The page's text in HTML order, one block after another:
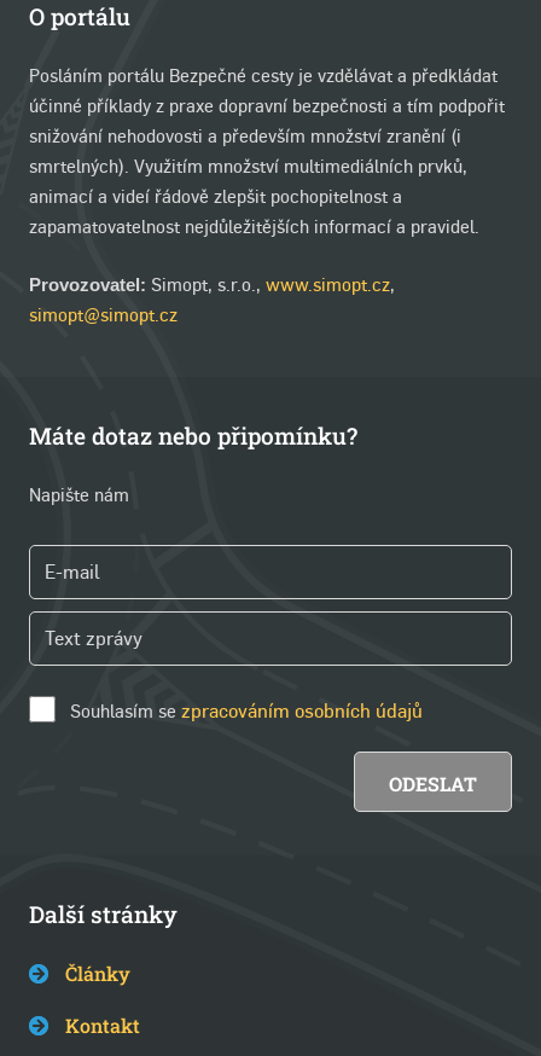
O portálu
Posláním portálu Bezpečné cesty je vzdělávat a předkládat
účinné příklady z praxe dopravní bezpečnosti a tím podpořit
snižování nehodovosti a především množství zranění (i
smrtelných). Využitím množství multimediálních prvků,
animací a videí řádově zlepšit pochopitelnost a
zapamatovatelnost nejdůležitějších informací a pravidel.
Provozovatel: Simopt, s.r.o., www.simopt.cz,
simopt@simopt.cz
Máte dotaz nebo připomínku?
Napište nám
Souhlasím se zpracováním osobních údajů
Další stránky
Články
Kontakt